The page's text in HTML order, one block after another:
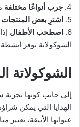
4. جرب أنواعًا مختلفة
5. اشترِ بعض المنتجات
6. اصطحب الأطفال
الشوكولاتة توفر
الشوكولاتة
إلى جانب كونها تجربة
الهدايا التي يمكن
عبواتها الأنيقة،